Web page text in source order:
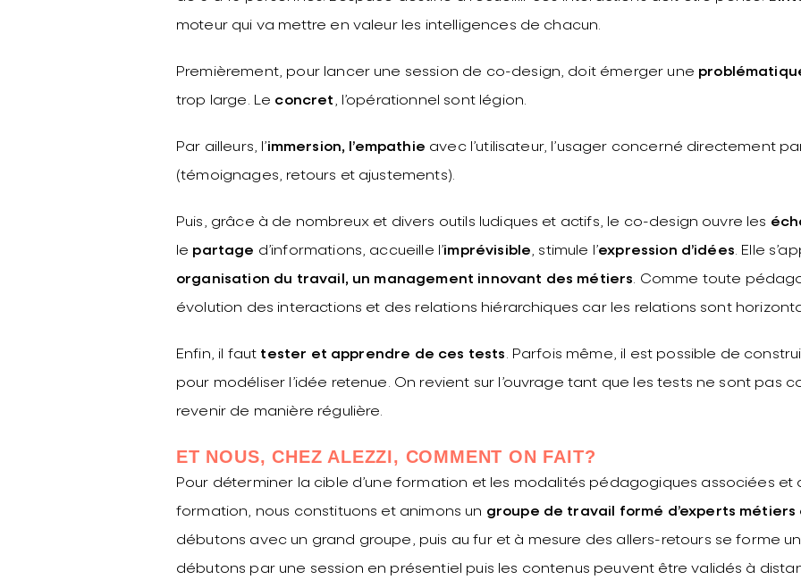
moteur qui va mettre en valeur les intelligences de chacun.
Premièrement, pour lancer une session de co-design, doit émerger une
trop large. Le concret, l’opérationnel sont légion.
Par ailleurs, l’immersion, l’empathie avec l’utilisateur, l’usager concerné directement
(témoignages, retours et ajustements).
Puis, grâce à de nombreux et divers outils ludiques et actifs, le co-design ouvre les
le partage d’informations, accueille l’imprévisible, stimule l’expression d’idées. Elle
organisation du travail, un management innovant des métiers. Comme toute
évolution des interactions et des relations hiérarchiques car les relations sont
Enfin, il faut tester et apprendre de ces tests. Parfois même, il est possible de
pour modéliser l’idée retenue. On revient sur l’ouvrage tant que les tests ne sont pas
revenir de manière régulière.
ET NOUS, CHEZ ALEZZI, COMMENT ON FAIT?
Pour déterminer la cible d’une formation et les modalités pédagogiques associées et
formation, nous constituons et animons un groupe de travail formé d’experts métiers
débutons avec un grand groupe, puis au fur et à mesure des allers-retours se forme
débutons par une session en présentiel puis les contenus peuvent être validés à